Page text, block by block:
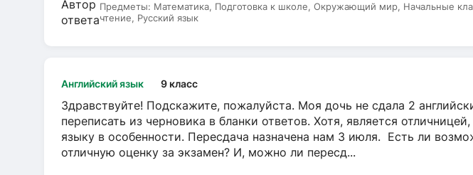
Предметы: Математика, Подготовка к школе, Окружающий мир, Начальные
чтение, Русский язык
Английский язык 9 класс
Здравствуйте! Подскажите, пожалуйста. Моя дочь не сдала 2
переписать из черновика в бланки ответов. Хотя, является
языку в особенности. Пересдача назначена нам 3 июля. Есть ли
отличную оценку за экзамен? И, можно ли пересд...